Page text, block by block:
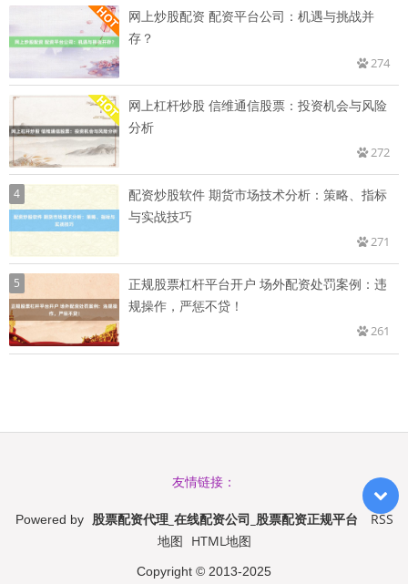
网上炒股配资 配资平台公司：机遇与挑战并
存？
274
网上杠杆炒股 信维通信股票：投资机会与风险
分析
272
4
配资炒股软件 期货市场技术分析：策略、指标
与实战技巧
271
5
正规股票杠杆平台开户 场外配资处罚案例：违
规操作，严惩不贷！
261
友情链接：
Powered by 股票配资代理_在线配资公司_股票配资正规平台
RSS
地图 HTML地图
Copyright © 2013-2025